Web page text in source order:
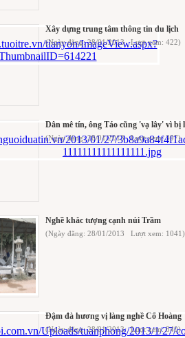
Xây dựng trung tâm thông tin du lịch
(Ngày đăng: 28/01/2013 Lượt xem: 422)
Dân mê tín, ông Táo cũng 'vạ lây' vì bị
(Ngày đăng: 28/01/2013 Lượt xem: 397)
Nghề khắc tượng cạnh núi Trầm
(Ngày đăng: 28/01/2013 Lượt xem: 1041)
Đậm đà hương vị làng nghề Cổ Hoàng
(Ngày đăng: 28/01/2013 Lượt xem: 840)